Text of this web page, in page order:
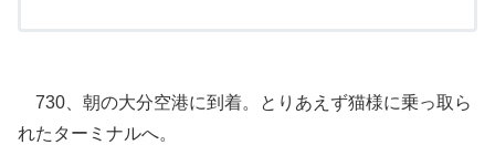
730、朝の大分空港に到着。とりあえず猫様に乗っ取ら
れたターミナルへ。